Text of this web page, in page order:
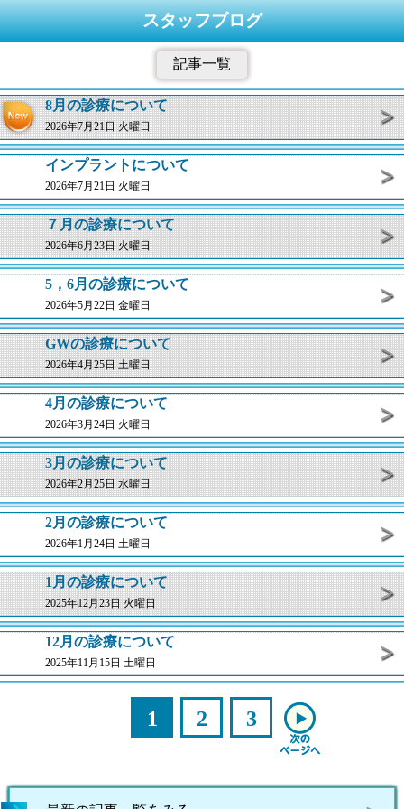
スタッフブログ
記事一覧
8月の診療について
2026年7月21日 火曜日
インプラントについて
2026年7月21日 火曜日
７月の診療について
2026年6月23日 火曜日
5，6月の診療について
2026年5月22日 金曜日
GWの診療について
2026年4月25日 土曜日
4月の診療について
2026年3月24日 火曜日
3月の診療について
2026年2月25日 水曜日
2月の診療について
2026年1月24日 土曜日
1月の診療について
2025年12月23日 火曜日
12月の診療について
2025年11月15日 土曜日
1 2 3